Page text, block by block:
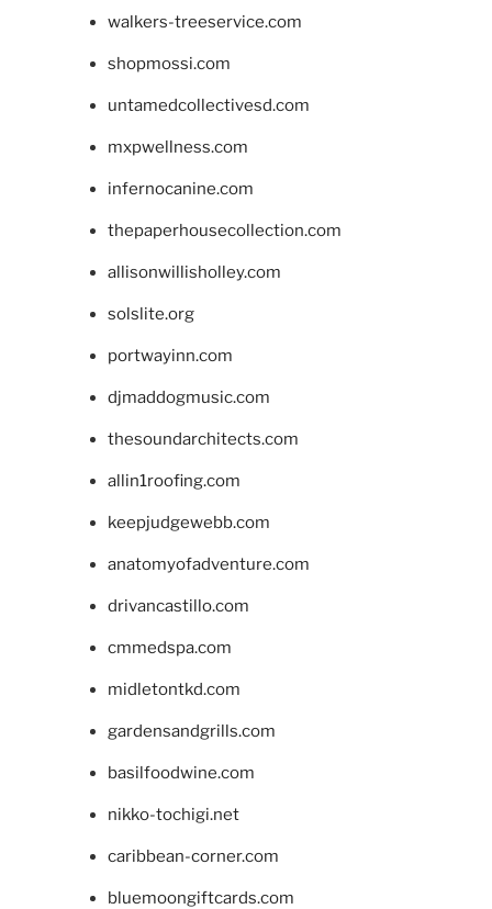
walkers-treeservice.com
shopmossi.com
untamedcollectivesd.com
mxpwellness.com
infernocanine.com
thepaperhousecollection.com
allisonwillisholley.com
solslite.org
portwayinn.com
djmaddogmusic.com
thesoundarchitects.com
allin1roofing.com
keepjudgewebb.com
anatomyofadventure.com
drivancastillo.com
cmmedspa.com
midletontkd.com
gardensandgrills.com
basilfoodwine.com
nikko-tochigi.net
caribbean-corner.com
bluemoongiftcards.com